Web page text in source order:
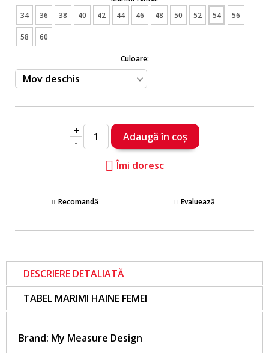
34
36 38 40 42 44 46 48 50 52 54 56
58 60
Culoare:
+
-
Îmi doresc
Recomandă Evaluează
DESCRIERE DETALIATĂ
TABEL MARIMI HAINE FEMEI
Brand: My Measure Design